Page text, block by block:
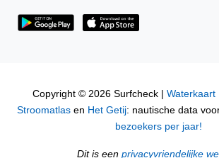
Copyright © 2026 Surfcheck | Waterkaart
Stroomatlasen Het Getij: nautische data
bezoekers per jaar!
Dit is een privacyvriendelijke